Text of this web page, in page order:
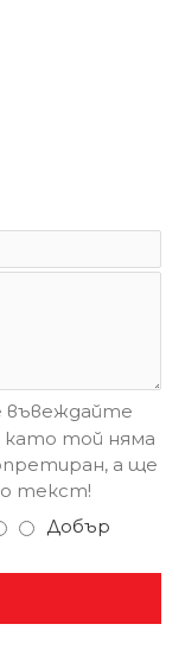
въвеждайте
като той няма
а ще
текст!
Добър